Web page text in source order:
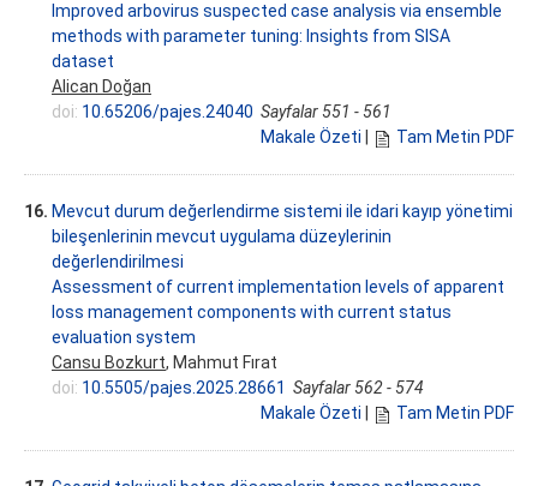
Improved arbovirus suspected case analysis via ensemble
methods with parameter tuning: Insights from SISA
dataset
Alican Doğan
doi: 10.65206/pajes.24040 Sayfalar 551 - 561
Makale Özeti
Tam Metin PDF
16. Mevcut durum değerlendirme sistemi ile idari kayıp yönetimi
bileşenlerinin mevcut uygulama düzeylerinin
değerlendirilmesi
Assessment of current implementation levels of apparent
loss management components with current status
evaluation system
Cansu Bozkurt, Mahmut Fırat
doi: 10.5505/pajes.2025.28661 Sayfalar 562 - 574
Makale Özeti
Tam Metin PDF